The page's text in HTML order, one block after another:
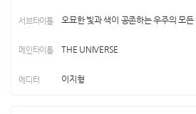
오묘한 빛과 색이 공존하는 우주의 모
THE UNIVERSE
이지형